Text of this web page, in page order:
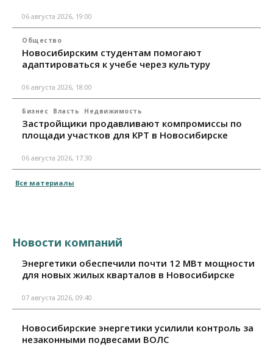
06 августа 2026, 19:00
Общество
Новосибирским студентам помогают
адаптироваться к учебе через культуру
06 августа 2026, 18:00
Бизнес Власть Недвижимость
Застройщики продавливают компромиссы по
площади участков для КРТ в Новосибирске
06 августа 2026, 17:30
Все материалы
Новости компаний
Энергетики обеспечили почти 12 МВт мощности
для новых жилых кварталов в Новосибирске
07 августа 2026, 09:40
Новосибирские энергетики усилили контроль за
незаконными подвесами ВОЛС